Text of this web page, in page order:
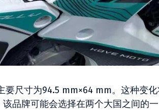
要尺寸为94.5 mm×64 mm。这种变
品牌可能会选择在两个大国之间的一